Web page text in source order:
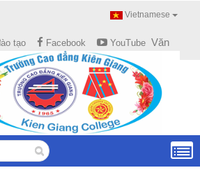
Vietnamese
tạo Facebook YouTube Văn